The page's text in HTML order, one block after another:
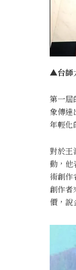
▲台師
第一屆
象傳達
年輕化
對於王
動，他
術創作
創作者
價，說